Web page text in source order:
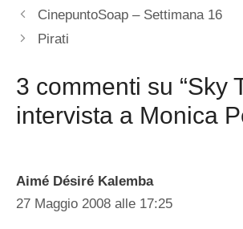
CinepuntoSoap – Settimana 16
Pirati
3 commenti su “Sky
intervista a Monica
Aimé Désiré Kalemba
27 Maggio 2008 alle 17:25